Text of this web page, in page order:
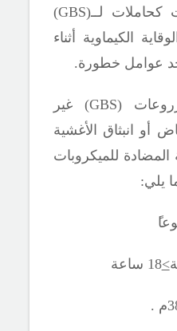
كحاملات لــ(GBS
)
الكيماوية أثناء
عوامل خطورة.
(
GBS) غير
أو انبثاق الأغشية
للميكروبات
يلي:
>18 ساعة